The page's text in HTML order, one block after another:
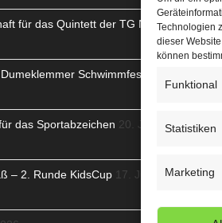
Technologien
dieser
können
Funktional
Statistiken
Marketing
für das Quintett der TG Neuss
Schwimmfest in
das Sportabzeichen 20. Juli
– 2. Runde KidsCup 17. Juli